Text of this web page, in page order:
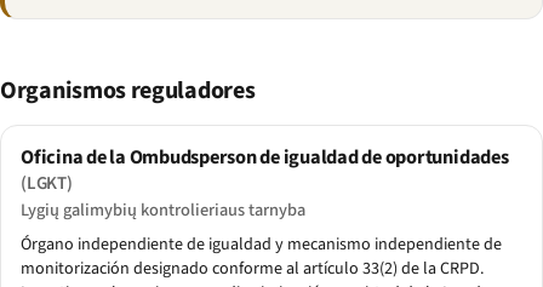
Organismos reguladores
Oficina de la Ombudsperson de igualdad de oportunidades
(LGKT)
Lygių galimybių kontrolieriaus tarnyba
Órgano independiente de igualdad y mecanismo independiente de
monitorización designado conforme al artículo 33(2) de la CRPD.